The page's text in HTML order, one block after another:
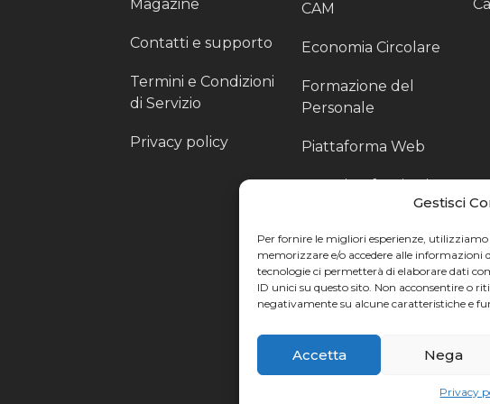
Gestisci
Per fornire le migliori esperienze,
memorizzare e/o accedere alle informazioni
tecnologie ci permetterà di elaborare dati
ID unici su questo sito. Non acconsentire o
negativamente su alcune caratteristiche e
Accetta Nega
Privacy
Magazine
Contatti e supporto
Termini e Condizioni
di Servizio
Privacy policy
CAM
Economia Circolare
Formazione del
Personale
Piattaforma Web
Scouting fornitori
Particolari
Raccoglitori di Fine
Linea